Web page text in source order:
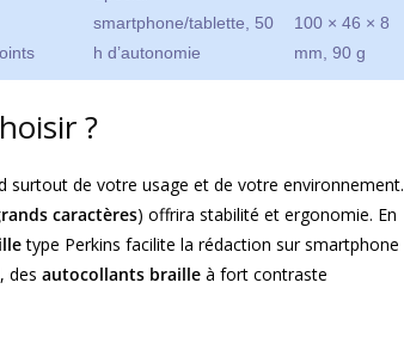
smartphone/tablette, 50
h d’autonomie
100 × 46 × 8
mm, 90 g
?
surtout de votre usage et de votre environnement.
caractères) offrira stabilité et ergonomie. En
type Perkins facilite la rédaction sur smartphone
des autocollants braille à fort contraste